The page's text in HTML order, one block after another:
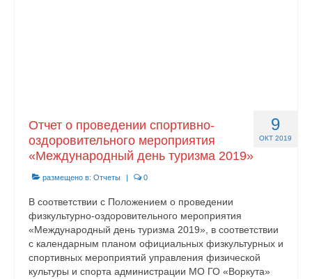
9
ОКТ 2019
Отчет о проведении спортивно-
оздоровительного мероприятия
«Международный день туризма 2019»
размещено в: Отчеты | 0
В соответствии с Положением о проведении
физкультурно-оздоровительного мероприятия
«Международный день туризма 2019», в соответствии
с календарным планом официальных физкультурных и
спортивных мероприятий управления физической
культуры и спорта администрации МО ГО «Воркута»